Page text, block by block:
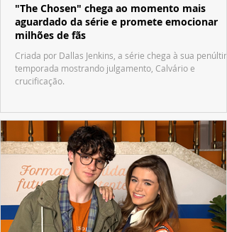
"The Chosen" chega ao momento mais
aguardado da série e promete emocionar
milhões de fãs
Criada por Dallas Jenkins, a série chega à sua
temporada mostrando julgamento, Calvário e
crucificação.